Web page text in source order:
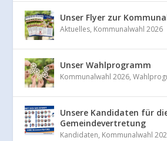
Unser Flyer zur
Aktuelles, Kommunalwahl 2026
Unser Wahlprogramm
Kommunalwahl 2026,
Unsere Kandidaten für
Gemeindevertretung
Kandidaten, Kommunalwahl